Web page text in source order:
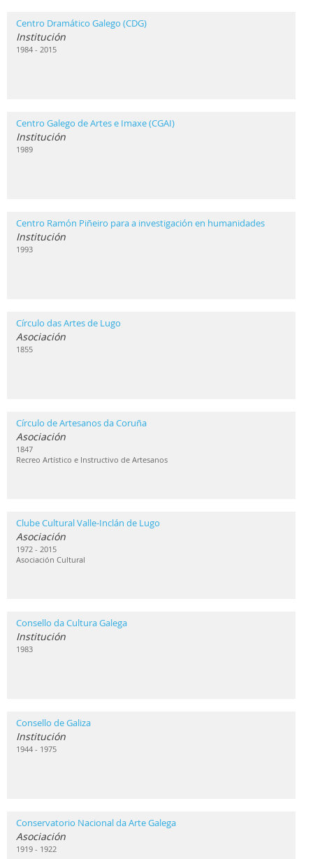
Centro Dramático Galego (CDG)
Institución
1984 - 2015
Centro Galego de Artes e Imaxe (CGAI)
Institución
1989
Centro Ramón Piñeiro para a investigación en humanidades
Institución
1993
Círculo das Artes de Lugo
Asociación
1855
Círculo de Artesanos da Coruña
Asociación
1847
Recreo Artístico e Instructivo de Artesanos
Clube Cultural Valle-Inclán de Lugo
Asociación
1972 - 2015
Asociación Cultural
Consello da Cultura Galega
Institución
1983
Consello de Galiza
Institución
1944 - 1975
Conservatorio Nacional da Arte Galega
Asociación
1919 - 1922